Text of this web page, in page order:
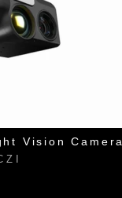
Vision Camera